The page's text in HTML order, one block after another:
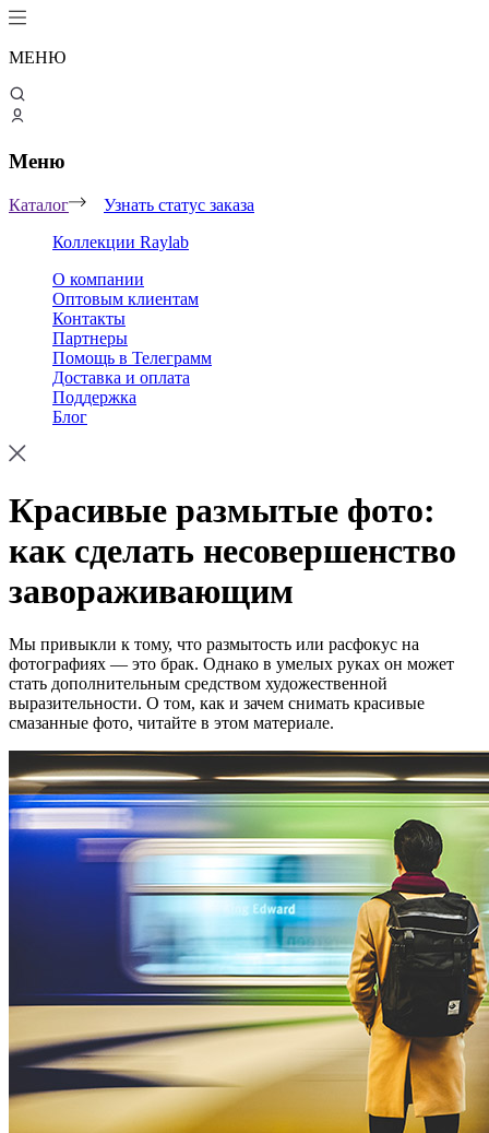
МЕНЮ
Меню
Каталог
Узнать статус заказа
Коллекции Raylab
О компании
Оптовым клиентам
Контакты
Партнеры
Помощь в Телеграмм
Доставка и оплата
Поддержка
Блог
Красивые размытые фото:
как сделать несовершенство
завораживающим
Мы привыкли к тому, что размытость или расфокус на
фотографиях — это брак. Однако в умелых руках он может
стать дополнительным средством художественной
выразительности. О том, как и зачем снимать красивые
смазанные фото, читайте в этом материале.